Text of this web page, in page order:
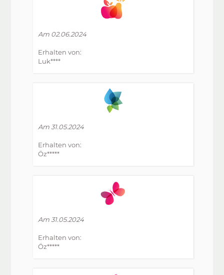
Am 02.06.2024
Erhalten von:
Luk****
Am 31.05.2024
Erhalten von:
Öz*****
Am 31.05.2024
Erhalten von:
Öz*****